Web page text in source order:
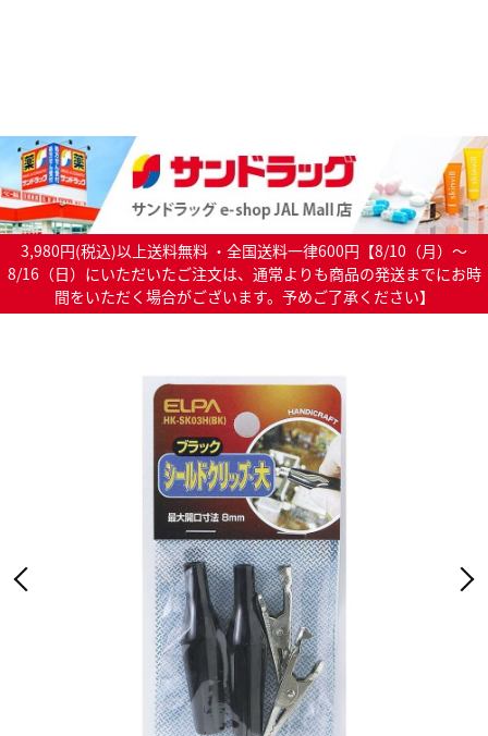
3,980円(税込)以上送料無料 ・全国送料一律600円【8/10（月）～
8/16（日）にいただいたご注文は、通常よりも商品の発送までにお時
間をいただく場合がございます。予めご了承ください】